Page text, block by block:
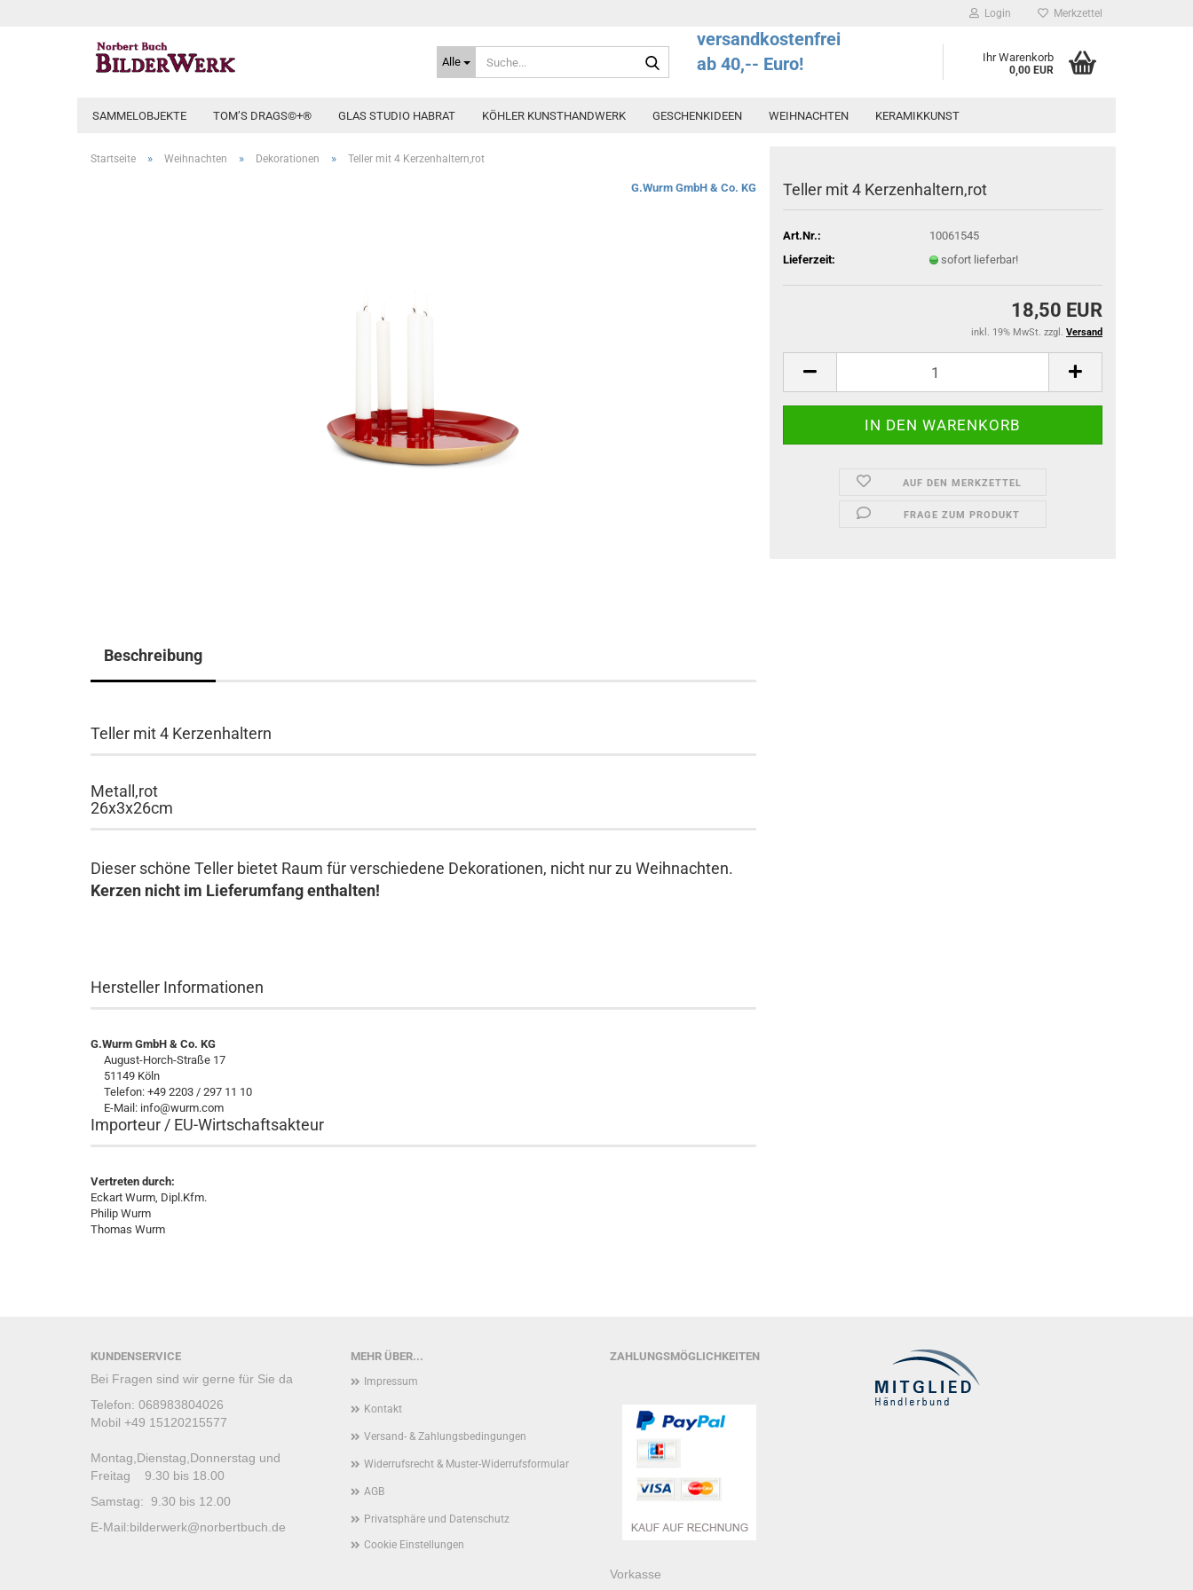
Login Merkzettel
Alle
versandkostenfrei
ab 40,-- Euro!
Ihr Warenkorb
0,00 EUR
SAMMELOBJEKTE TOM’S DRAGS©+® GLAS STUDIO HABRAT KÖHLER KUNSTHANDWERK GESCHENKIDEEN WEIHNACHTEN KERAMIKKUNST
Startseite » Weihnachten » Dekorationen » Teller mit 4 Kerzenhaltern,rot
G.Wurm GmbH & Co. KG Teller mit 4 Kerzenhaltern,rot
Art.Nr.:
10061545
Lieferzeit:
sofort lieferbar!
18,50 EUR
inkl. 19% MwSt. zzgl. Versand
AUF DEN MERKZETTEL
FRAGE ZUM PRODUKT
Beschreibung
Teller mit 4 Kerzenhaltern
Metall,rot
26x3x26cm
Dieser schöne Teller bietet Raum für verschiedene Dekorationen, nicht nur zu Weihnachten.
Kerzen nicht im Lieferumfang enthalten!
Hersteller Informationen
G.Wurm GmbH & Co. KG
August-Horch-Straße 17
51149 Köln
Telefon: +49 2203 / 297 11 10
E-Mail: info@wurm.com
Importeur / EU-Wirtschaftsakteur
Vertreten durch:
Eckart Wurm, Dipl.Kfm.
Philip Wurm
Thomas Wurm
MEHR ÜBER...
Impressum
Kontakt
Versand- & Zahlungsbedingungen
Widerrufsrecht & Muster-Widerrufsformular
AGB
Privatsphäre und Datenschutz
Cookie Einstellungen
ZAHLUNGSMÖGLICHKEITEN
Vorkasse
KUNDENSERVICE
Bei Fragen sind wir gerne für Sie da
Telefon: 068983804026
Mobil +49 15120215577
Montag,Dienstag,Donnerstag und
Freitag 9.30 bis 18.00
Samstag: 9.30 bis 12.00
E-Mail:bilderwerk@norbertbuch.de